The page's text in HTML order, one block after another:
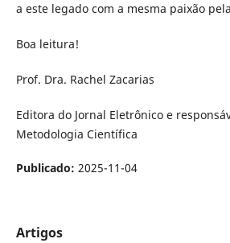
a este legado com a mesma paixão
Boa leitura!
Prof. Dra. Rachel Zacarias
Editora do Jornal Eletrônico e
Metodologia Científica
Publicado: 2025-11-04
Artigos